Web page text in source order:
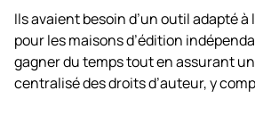
Ils avaient besoin d’un outil adapté
pour les maisons d’édition
gagner du temps tout en assurant
centralisé des droits d’auteur, y